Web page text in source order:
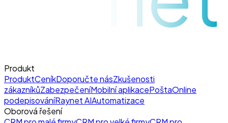
Produkt
ProduktCeníkDoporučte násZkušenosti
zákazníkůZabezpečeníMobilní aplikacePoštaOnline
podepisováníRaynet AIAutomatizace
Oborová řešení